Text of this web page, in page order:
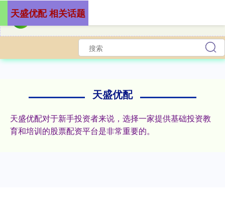
天盛优配
天盛优配对于新手投资者来说，选择一家提供基础投资教
育和培训的股票配资平台是非常重要的。
天盛优配 相关话题